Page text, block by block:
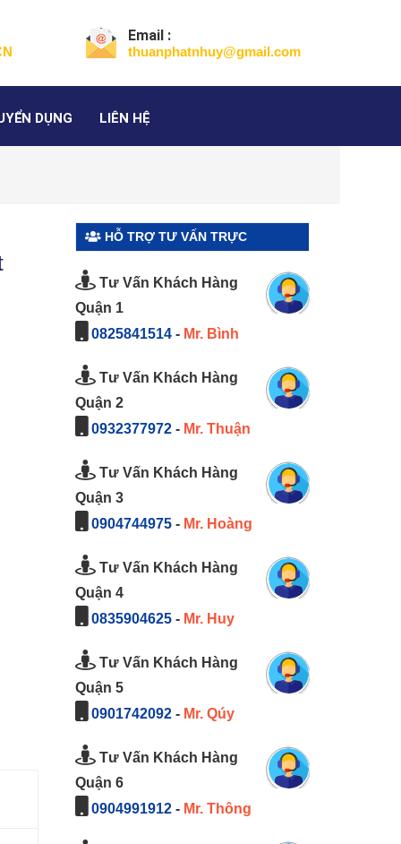
Email :
thuanphatnhuy@gmail.com
DỤNG LIÊN HỆ
HỖ TRỢ TƯ VẤN TRỰC
Tư Vấn Khách Hàng
Quận 1
0825841514- Mr. Bình
Tư Vấn Khách Hàng
Quận 2
0932377972- Mr. Thuận
Tư Vấn Khách Hàng
Quận 3
0904744975- Mr. Hoàng
Tư Vấn Khách Hàng
Quận 4
0835904625- Mr. Huy
Tư Vấn Khách Hàng
Quận 5
0901742092- Mr. Qúy
Tư Vấn Khách Hàng
Quận 6
0904991912- Mr. Thông